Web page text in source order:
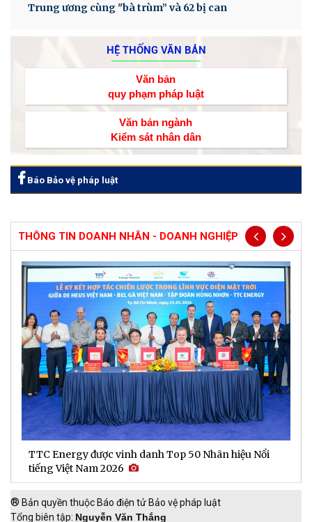
Trung ương cùng "bà trùm” và 62 bị can
HỆ THỐNG VĂN BẢN
Văn bản
quy phạm pháp luật
Văn bản ngành
Kiểm sát nhân dân
Báo Bảo vệ pháp luật
THÔNG TIN DOANH NHÂN - DOANH NGHIỆP
TTC Energy được vinh danh Top 50 Nhãn hiệu Nổi
tiếng Việt Nam 2026
® Bản quyền thuộc Báo điện tử Bảo vệ pháp luật
Tổng biên tập: Nguyễn Văn Thắng